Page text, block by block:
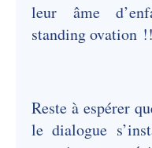
leur âme
standing ovation
Reste à espérer
le dialogue